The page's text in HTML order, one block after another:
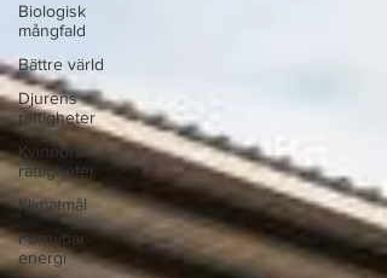
Biologisk
mångfald
Bättre värld
Djurens
rättigheter
Kvinnors
rättigheter
Klimatmål
Förnybar
energi